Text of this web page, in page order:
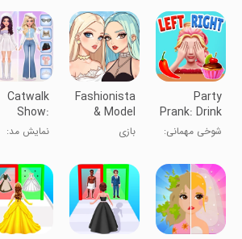
بازی‌های لباس
عروسک DIY
Party
Prank: Drink
Challenge
شوخی مهمانی:
Fashionista
& Model
Dress Up
بازی
پرنسس مد
Catwalk
Show:
Dress Up
نمایش مد:
لباس‌پوشی